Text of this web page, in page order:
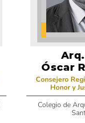
Óscar
Consejero
Honor y
Colegio de